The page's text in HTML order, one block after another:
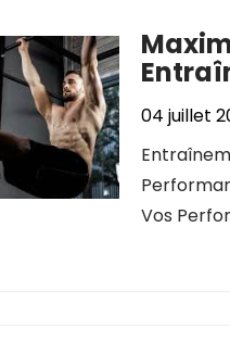
04 juillet
Vos